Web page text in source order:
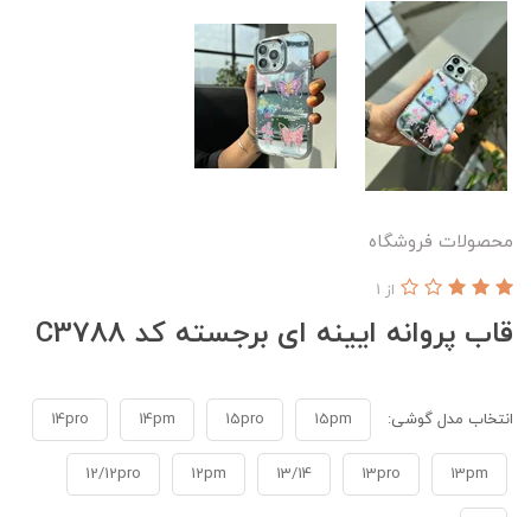
محصولات فروشگاه
قاب پروانه ایینه ای برجسته کد C3788
از 1
انتخاب مدل گوشی: 15pm
15pro
14pm
14pro
13pm
13pro
13/14
12pm
12/12pro